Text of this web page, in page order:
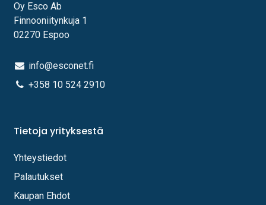
Oy Esco Ab
Finnooniitynkuja 1
02270 Espoo
info@esconet.fi
+358 10 524 2910
Tietoja yrityksestä
Yhteystiedot
Palautukset
Kaupan Ehdot